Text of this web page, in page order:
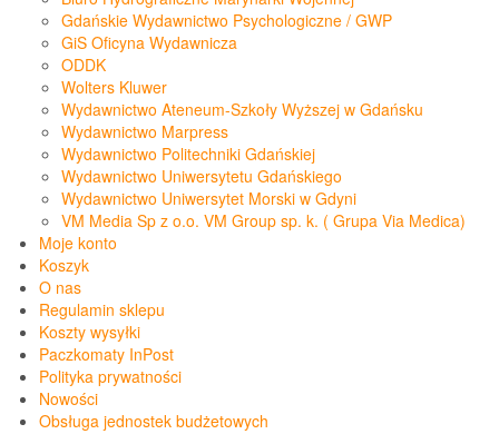
Gdańskie Wydawnictwo Psychologiczne / GWP
GiS Oficyna Wydawnicza
ODDK
Wolters Kluwer
Wydawnictwo Ateneum-Szkoły Wyższej w Gdańsku
Wydawnictwo Marpress
Wydawnictwo Politechniki Gdańskiej
Wydawnictwo Uniwersytetu Gdańskiego
Wydawnictwo Uniwersytet Morski w Gdyni
VM Media Sp z o.o. VM Group sp. k. ( Grupa Via Medica)
Moje konto
Koszyk
O nas
Regulamin sklepu
Koszty wysyłki
Paczkomaty InPost
Polityka prywatności
Nowości
Obsługa jednostek budżetowych